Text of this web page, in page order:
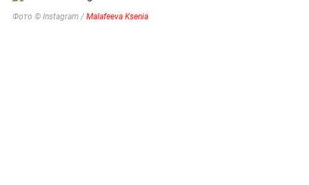
Фото © Instagram / Malafeeva Ksenia